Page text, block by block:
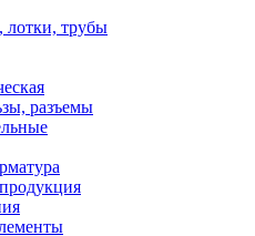
лотки, трубы
разъемы